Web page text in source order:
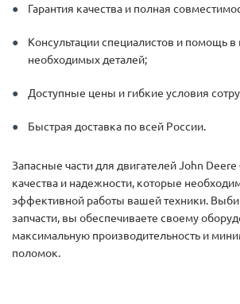
Гарантия качества и полная
Консультации специалистов и помощь
необходимых деталей;
Доступные цены и гибкие условия
Быстрая доставка по всей России.
Запасные части для двигателей John
качества и надежности, которые
эффективной работы вашей техники.
запчасти, вы обеспечиваете своему
максимальную производительность и
поломок.